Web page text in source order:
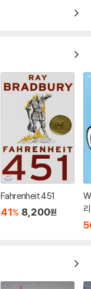
Fahrenheit 451
41% 8,200원
'